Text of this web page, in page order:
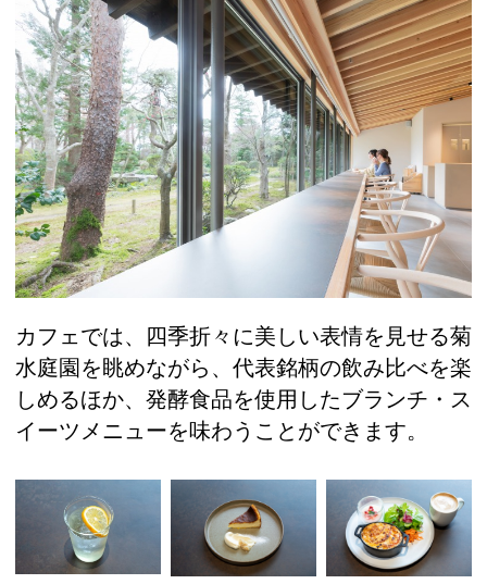
カフェでは、四季折々に美しい表情を見せる菊
水庭園を眺めながら、代表銘柄の飲み比べを楽
しめるほか、発酵食品を使用したブランチ・ス
イーツメニューを味わうことができます。